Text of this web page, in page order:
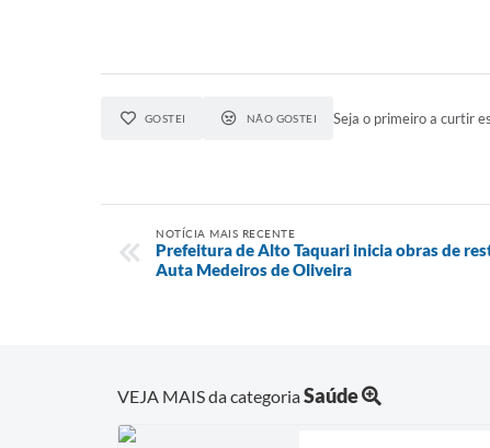
GOSTEI NÃO GOSTEI Seja o primeiro a curtir
NOTÍCIA MAIS RECENTE
Prefeitura de Alto Taquari inicia obras de
Auta Medeiros de Oliveira
VEJA MAIS da categoriaSaúde